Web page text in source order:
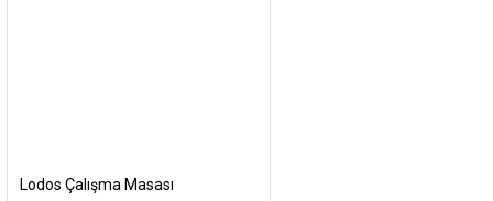
Lodos Çalışma Masası